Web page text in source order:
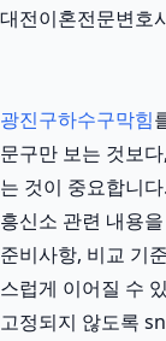
대전이혼전문변호
광진구하수구막힘
문구만 보는 것보
는 것이 중요합니
흥신소 관련 내용
준비사항, 비교 기
스럽게 이어질 수
고정되지 않도록